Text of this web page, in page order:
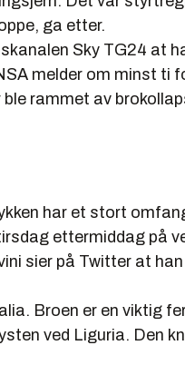
ga etter.
Sky TG24 at
melder om minst ti
rammet av
har et stort
ettermiddag på
sier på Twitter at
Broen er en viktig
ved Liguria. Den